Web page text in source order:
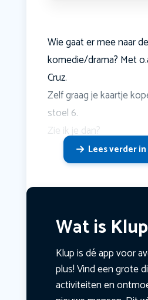
Wie gaat er mee naar
komedie/drama? Met
Cruz.
Zelf graag je kaartje
stoel 6.
Zie ik je dan?
Lees verder
Wat is
Klup is dé app voor
plus! Vind een grote
activiteiten en